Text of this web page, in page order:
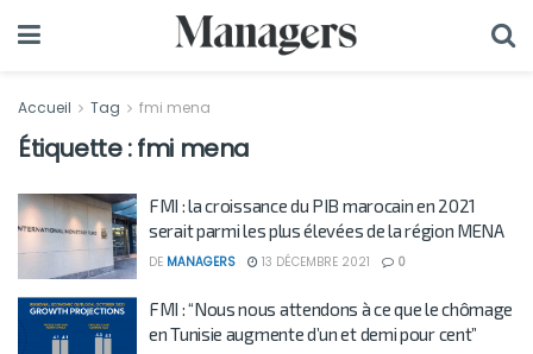
Accueil Tag fmi mena
Étiquette :fmi mena
FMI : la croissance du PIB marocain en 2021
serait parmi les plus élevées de la région MENA
DE MANAGERS 13 DÉCEMBRE 2021 0
FMI : “Nous nous attendons à ce que le chômage
en Tunisie augmente d’un et demi pour cent”